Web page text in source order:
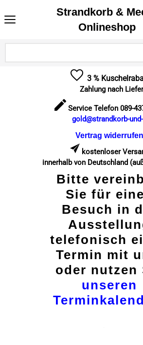
Strandkorb &
Onlineshop
3 %
Zahlung nach
Service Telefon 089-
gold@strandkorb-
Vertrag widerrufen
kostenloser
innerhalb von Deutschland
Bitte
Sie für
Besuch in
telefonisch
Termin mit
oder nutzen
unseren